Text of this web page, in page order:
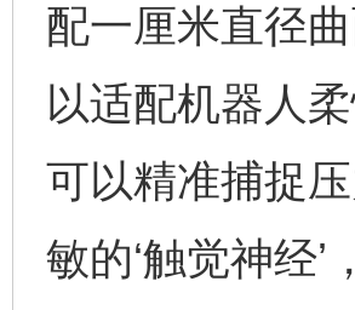
配一厘米直径
以适配机器人
可以精准捕捉
敏的‘触觉神经